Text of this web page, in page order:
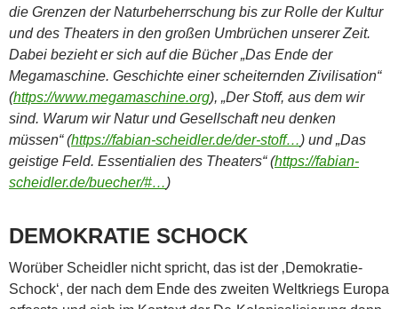
die Grenzen der Naturbeherrschung bis zur Rolle der Kultur
und des Theaters in den großen Umbrüchen unserer Zeit.
Dabei bezieht er sich auf die Bücher „Das Ende der
Megamaschine. Geschichte einer scheiternden Zivilisation“
(https://www.megamaschine.org), „Der Stoff, aus dem wir
sind. Warum wir Natur und Gesellschaft neu denken
müssen“ (https://fabian-scheidler.de/der-stoff…) und „Das
geistige Feld. Essentialien des Theaters“ (https://fabian-
scheidler.de/buecher/#…)
DEMOKRATIE SCHOCK
Worüber Scheidler nicht spricht, das ist der ‚Demokratie-
Schock‘, der nach dem Ende des zweiten Weltkriegs Europa